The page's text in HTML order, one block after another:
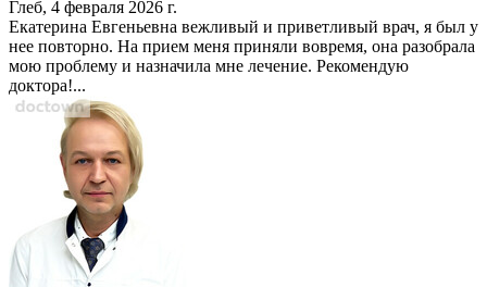
Глеб, 4 февраля 2026 г.
Екатерина Евгеньевна вежливый и приветливый врач, я был у
нее повторно. На прием меня приняли вовремя, она разобрала
мою проблему и назначила мне лечение. Рекомендую
доктора!...